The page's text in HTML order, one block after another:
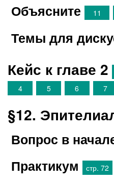
Объясните 11
Темы для
Кейс к главе 2
4
5 6 7
§12.
Вопрос в
Практикум стр. 72